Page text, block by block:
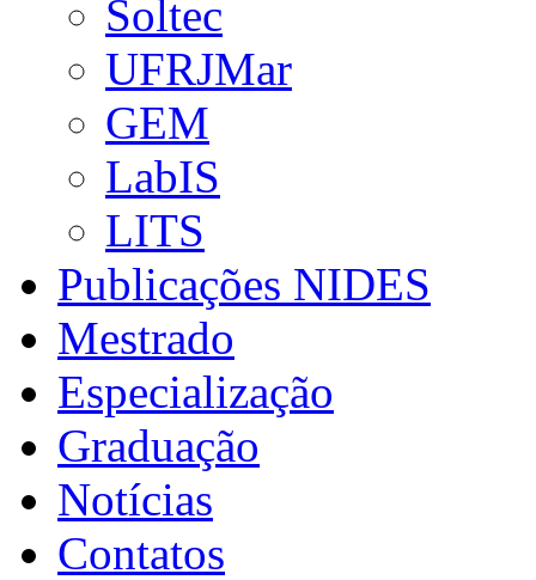
Soltec
UFRJMar
GEM
LabIS
LITS
Publicações NIDES
Mestrado
Especialização
Graduação
Notícias
Contatos